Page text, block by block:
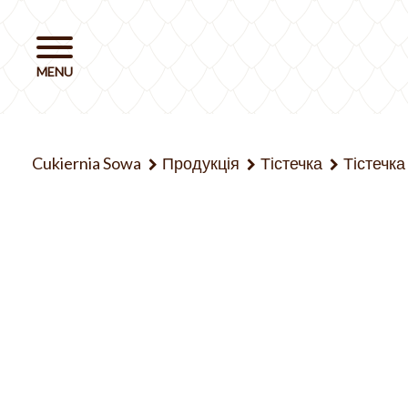
Cukiernia Sowa Продукція Тістечка